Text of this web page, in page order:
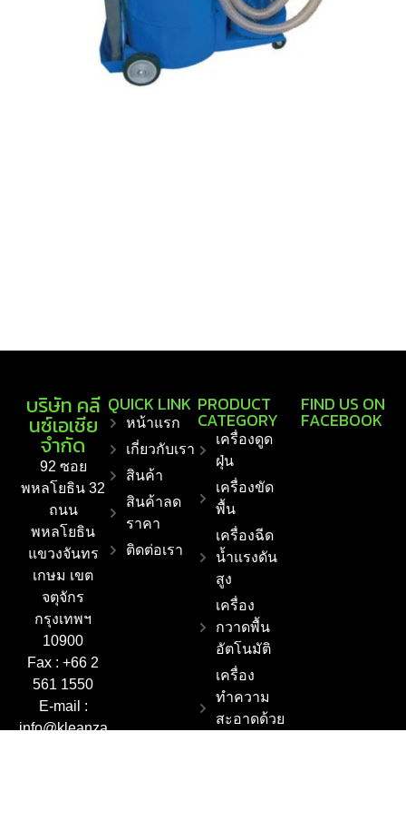
บริษัท คลี
นซ์เอเชีย
จำกัด
92 ซอย
พหลโยธิน 32
ถนน
พหลโยธิน
แขวงจันทร
เกษม เขต
จตุจักร
กรุงเทพฯ
10900
Fax : +66 2
561 1550
E-mail :
info@kleanza
QUICK LINK
หน้าแรก
เกี่ยวกับเรา
สินค้า
สินค้าลด
ราคา
ติดต่อเรา
PRODUCT
CATEGORY
เครื่องดูด
ฝุ่น
เครื่องขัด
พื้น
เครื่องฉีด
น้ำแรงดัน
สูง
เครื่อง
กวาดพื้น
อัตโนมัติ
เครื่อง
ทำความ
สะอาดด้วย
FIND US ON
FACEBOOK